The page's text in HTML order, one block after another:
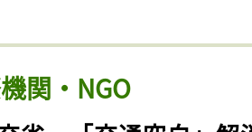
関・NGO